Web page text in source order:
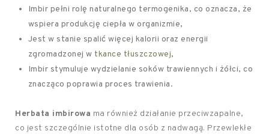
Imbir pełni rolę naturalnego termogenika, co oznacza, że
wspiera produkcję ciepła w organizmie,
Jest w stanie spalić więcej kalorii oraz energii
zgromadzonej w tkance tłuszczowej,
Imbir stymuluje wydzielanie soków trawiennych i żółci, co
znacząco poprawia proces trawienia.
Herbata imbirowa ma również działanie przeciwzapalne,
co jest szczególnie istotne dla osób z nadwagą. Przewlekłe